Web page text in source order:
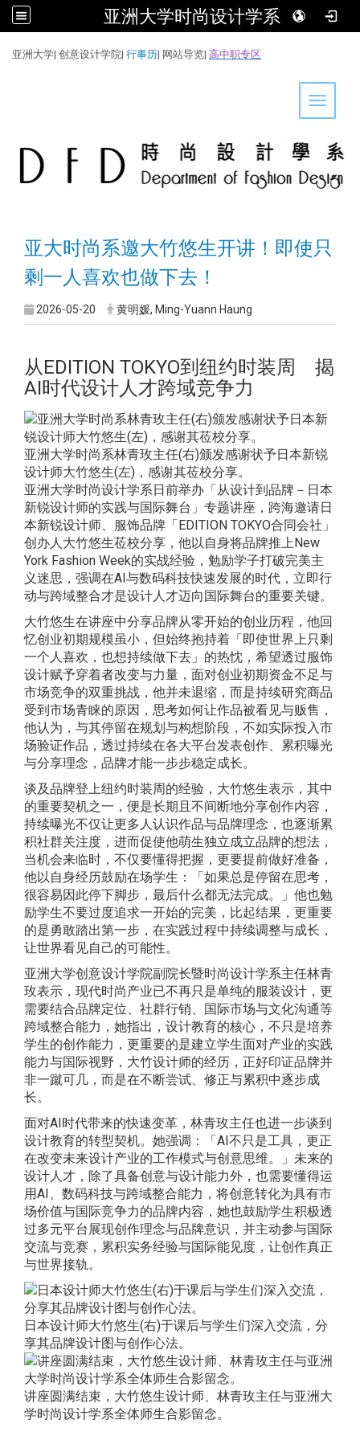
亚洲大学时尚设计学系
亚洲大学| 创意设计学院| 行事历| 网站导览| 高中职专区
Toggle
亚大时尚系邀大竹悠生开讲！即使只
剩一人喜欢也做下去！
2026-05-20 黄明媛, Ming-Yuann Haung
从EDITION TOKYO到纽约时装周 揭
AI时代设计人才跨域竞争力
亚洲大学时尚系林青玫主任(右)颁发感谢状予日本新锐
设计师大竹悠生(左)，感谢其莅校分享。
亚洲大学时尚设计学系日前举办「从设计到品牌－日本
新锐设计师的实践与国际舞台」专题讲座，跨海邀请日
本新锐设计师、服饰品牌「EDITION TOKYO合同会社」
创办人大竹悠生莅校分享，他以自身将品牌推上New
York Fashion Week的实战经验，勉励学子打破完美主
义迷思，强调在AI与数码科技快速发展的时代，立即行
动与跨域整合才是设计人才迈向国际舞台的重要关键。
大竹悠生在讲座中分享品牌从零开始的创业历程，他回
忆创业初期规模虽小，但始终抱持着「即使世界上只剩
一个人喜欢，也想持续做下去」的热忱，希望透过服饰
设计赋予穿着者改变与力量，面对创业初期资金不足与
市场竞争的双重挑战，他并未退缩，而是持续研究商品
受到市场青睐的原因，思考如何让作品被看见与贩售，
他认为，与其停留在规划与构想阶段，不如实际投入市
场验证作品，透过持续在各大平台发表创作、累积曝光
与分享理念，品牌才能一步步稳定成长。
谈及品牌登上纽约时装周的经验，大竹悠生表示，其中
的重要契机之一，便是长期且不间断地分享创作内容，
持续曝光不仅让更多人认识作品与品牌理念，也逐渐累
积社群关注度，进而促使他萌生独立成立品牌的想法，
当机会来临时，不仅要懂得把握，更要提前做好准备，
他以自身经历鼓励在场学生：「如果总是停留在思考，
很容易因此停下脚步，最后什么都无法完成。」他也勉
励学生不要过度追求一开始的完美，比起结果，更重要
的是勇敢踏出第一步，在实践过程中持续调整与成长，
让世界看见自己的可能性。
亚洲大学创意设计学院副院长暨时尚设计学系主任林青
玫表示，现代时尚产业已不再只是单纯的服装设计，更
需要结合品牌定位、社群行销、国际市场与文化沟通等
跨域整合能力，她指出，设计教育的核心，不只是培养
学生的创作能力，更重要的是建立学生面对产业的实践
能力与国际视野，大竹设计师的经历，正好印证品牌并
非一蹴可几，而是在不断尝试、修正与累积中逐步成
长。
面对AI时代带来的快速变革，林青玫主任也进一步谈到
设计教育的转型契机。她强调：「AI不只是工具，更正
在改变未来设计产业的工作模式与创意思维。」未来的
设计人才，除了具备创意与设计能力外，也需要懂得运
用AI、数码科技与跨域整合能力，将创意转化为具有市
场价值与国际竞争力的品牌内容，她也鼓励学生积极透
过多元平台展现创作理念与品牌意识，并主动参与国际
交流与竞赛，累积实务经验与国际能见度，让创作真正
与世界接轨。
日本设计师大竹悠生(右)于课后与学生们深入交流，分
享其品牌设计图与创作心法。
讲座圆满结束，大竹悠生设计师、林青玫主任与亚洲大
学时尚设计学系全体师生合影留念。